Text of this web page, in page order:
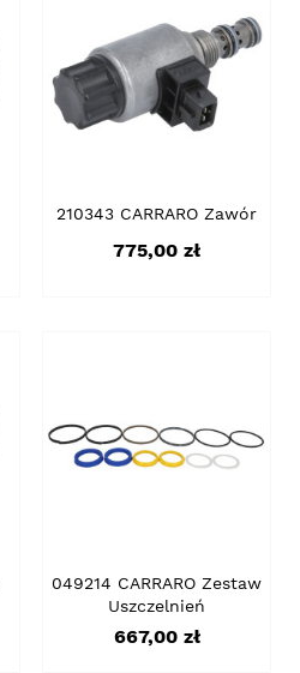
210343 CARRARO Zawór
Cena
775,00 zł
049214 CARRARO Zestaw
Uszczelnień
Cena
667,00 zł